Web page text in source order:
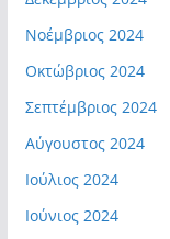
Νοέμβριος 2024
Οκτώβριος 2024
Σεπτέμβριος 2024
Αύγουστος 2024
Ιούλιος 2024
Ιούνιος 2024